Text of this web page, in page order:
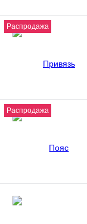
Распродажа
Распродажа